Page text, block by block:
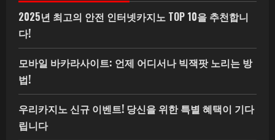
2025년 최고의 안전 인터넷카지노 TOP 10을 추천합니
다!
모바일 바카라사이트: 언제 어디서나 빅잭팟 노리는 방
법!
우리카지노 신규 이벤트! 당신을 위한 특별 혜택이 기다
립니다